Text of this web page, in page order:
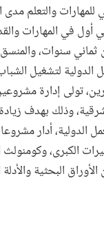
للمهارات والتعلم
في المهارات
ثماني سنوات،
الدولية لتشغيل
تولى إدارة
وذلك بهدف
العمل الدولية،
الكبرى،
البحثية